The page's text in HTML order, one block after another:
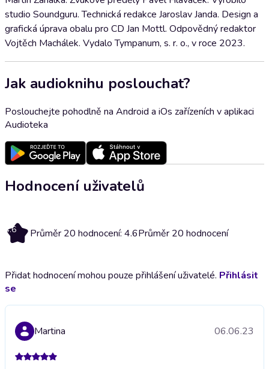
studio Soundguru. Technická redakce Jaroslav Janda. Design a
grafická úprava obalu pro CD Jan Mottl. Odpovědný redaktor
Vojtěch Machálek. Vydalo Tympanum, s. r. o., v roce 2023.
Jak audioknihu poslouchat?
Poslouchejte pohodlně na Android a iOs zařízeních v aplikaci
Audioteka
Hodnocení uživatelů
4.6 Průměr 20 hodnocení: 4.6Průměr 20 hodnocení
Přidat hodnocení mohou pouze přihlášení uživatelé. Přihlásit
se
Martina 06.06.23